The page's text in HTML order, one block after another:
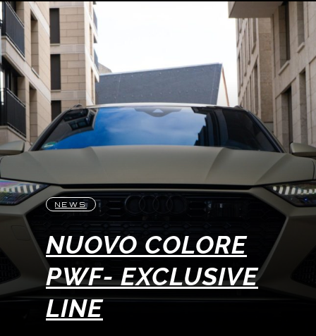
NEWS
NUOVO COLORE
PWF- EXCLUSIVE
LINE